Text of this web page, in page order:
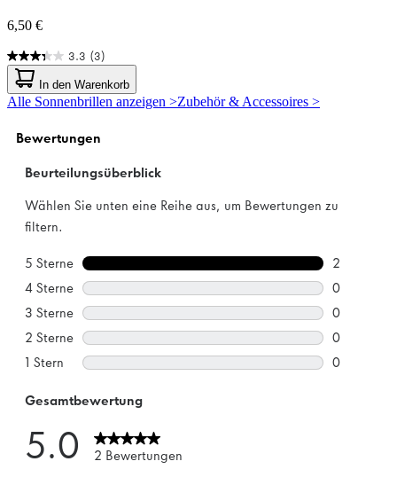
6,50 €
3.3 (3)
3.3
von
5
Sternen.
Bewertungen
In den Warenkorb
Alle Sonnenbrillen anzeigen >Zubehör & Accessoires >